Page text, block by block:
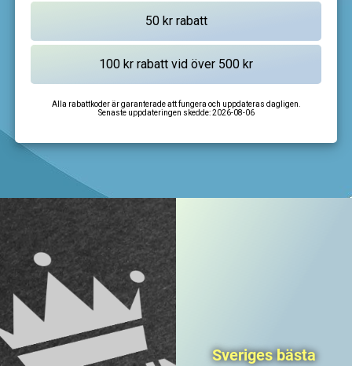
Alla rabattkoder är garanterade att fungera och uppdateras dagligen.
Senaste uppdateringen skedde:2026-08-06
Sveriges bästa